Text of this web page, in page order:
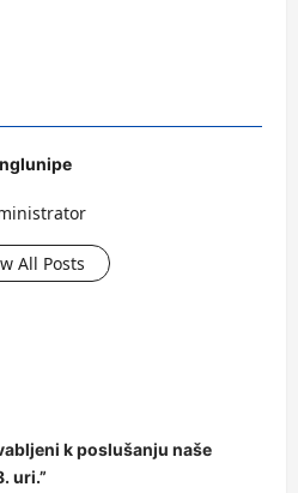
All Posts
k poslušanju naše
uri.”